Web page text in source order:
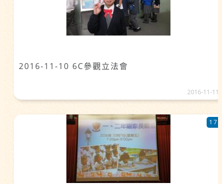
2016-11-10 6C參觀立法會
2016-11-11
17